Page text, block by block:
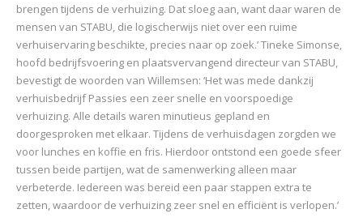
brengen tijdens de verhuizing. Dat sloeg aan, want daar waren de
mensen van STABU, die logischerwijs niet over een ruime
verhuiservaring beschikte, precies naar op zoek.’ Tineke Simonse,
hoofd bedrijfsvoering en plaatsvervangend directeur van STABU,
bevestigt de woorden van Willemsen: ‘Het was mede dankzij
verhuisbedrijf Passies een zeer snelle en voorspoedige
verhuizing. Alle details waren minutieus gepland en
doorgesproken met elkaar. Tijdens de verhuisdagen zorgden we
voor lunches en koffie en fris. Hierdoor ontstond een goede sfeer
tussen beide partijen, wat de samenwerking alleen maar
verbeterde. Iedereen was bereid een paar stappen extra te
zetten, waardoor de verhuizing zeer snel en efficiënt is verlopen.’